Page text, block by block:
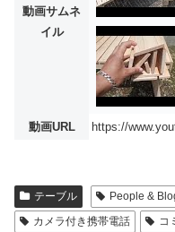
動画サムネ
イル
動画URL https://
テーブル People &
カメラ付き携帯電話
コ